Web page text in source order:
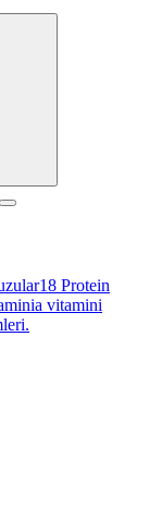
18 Protein
a vitamini